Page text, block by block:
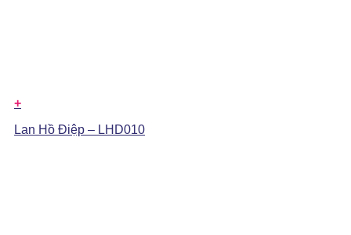
+
Lan Hồ Điệp – LHD010